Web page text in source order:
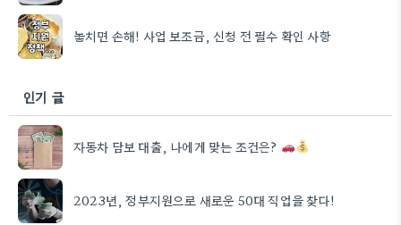
놓치면 손해! 사업 보조금, 신청 전 필수 확인 사항
인기 글
자동차 담보 대출, 나에게 맞는 조건은?
2023년, 정부지원으로 새로운 50대 직업을 찾다!